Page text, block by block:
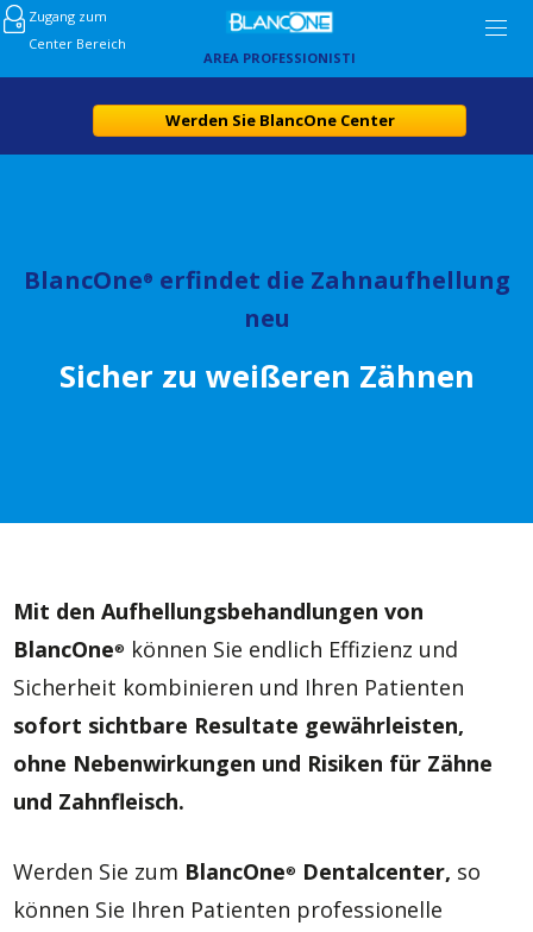
Zugang zum
Center Bereich
AREA PROFESSIONISTI
Werden Sie BlancOne Center
BlancOne® erfindet die Zahnaufhellung
neu
Sicher zu weißeren Zähnen
Mit den Aufhellungsbehandlungen von
BlancOne®
können Sie endlich Effizienz und
Sicherheit kombinieren und Ihren Patienten
sofort sichtbare Resultate gewährleisten,
ohne Nebenwirkungen und Risiken für Zähne
und Zahnfleisch.
Werden Sie zum BlancOne® Dentalcenter, so
können Sie Ihren Patienten professionelle